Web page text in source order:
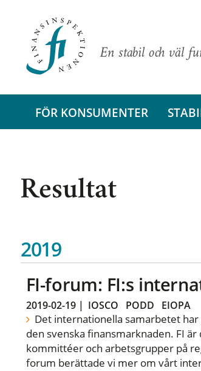
En stabil och väl
FÖR KONSUMENTER
Resultat
2019
FI-forum: FI:s
2019-02-19| IOSCO PODD EIOPA
Det internationella samarbetet
den svenska finansmarknaden. FI
kommittéer och arbetsgrupper på
forum berättade vi mer om vårt